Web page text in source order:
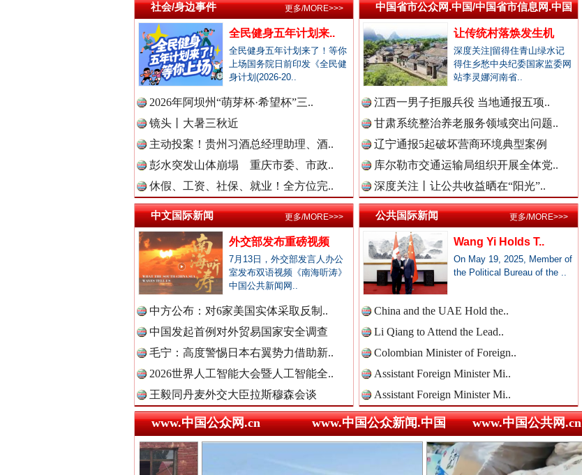
中国公共新闻网.中国
中国法制新闻网.中国
中国法治新闻网.中国
中国法院新闻网.中国
中国检察新闻网.中国
中国医药新闻网.中国
中国企业新闻网.中国
春天里的科技盛宴 烦心事变舒心事
巳巳如意，开工大吉！ 三轮上挤9个人,司机：有保险！
“后车司机肯定在骂我” 全民健身五年计划来了！等你上场
社会/身边事件
全民健身五年计划来..
全民健身五年计划来了！等你
上场国务院日前印发《全民健
身计划(2026-20..
2026年阿坝州“萌芽杯·希望杯”三..
镜头丨大暑三秋近
主动投案！贵州习酒总经理助理、酒..
彭水突发山体崩塌 重庆市委、市政..
休假、工资、社保、就业！全方位完..
更多/MORE>>> 中国省市公众网.中国/中国省市信息网.中国
让传统村落焕发生机
深度关注|留得住青山绿水记
得住乡愁中央纪委国家监委网
站李灵娜河南省..
江西一男子拒服兵役 当地通报五项..
甘肃系统整治养老服务领域突出问题..
辽宁通报5起破坏营商环境典型案例
库尔勒市交通运输局组织开展全体党..
深度关注丨让公共收益晒在“阳光”..
中文国际新闻
外交部发布重磅视频
7月13日，外交部发言人办公
室发布双语视频《南海听涛》
中国公共新闻网..
中方公布：对6家美国实体采取反制..
中国发起首例对外贸易国家安全调查
毛宁：高度警惕日本右翼势力借助新..
2026世界人工智能大会暨人工智能全..
王毅同丹麦外交大臣拉斯穆森会谈
更多/MORE>>> 公共国际新闻
Wang Yi Holds T..
On May 19, 2025, Member of
the Political Bureau of the ..
China and the UAE Hold the..
Li Qiang to Attend the Lead..
Colombian Minister of Foreign..
Assistant Foreign Minister Mi..
Assistant Foreign Minister Mi..
更多/MORE>>>
www.中国公众网.cn www.中国公众新闻.中国 www.中国公共网.cn